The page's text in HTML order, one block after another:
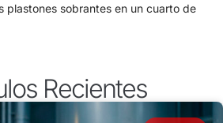
plastones sobrantes en un cuarto de
Recientes